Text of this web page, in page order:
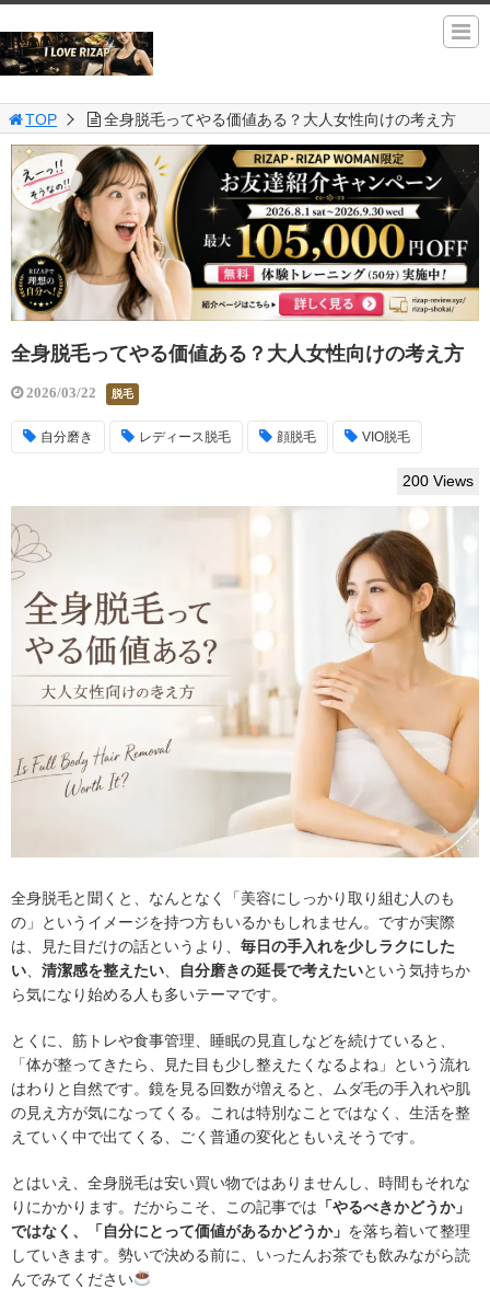
TOP 全身脱毛ってやる価値ある？大人女性向けの考え方
全身脱毛ってやる価値ある？大人女性向けの考え方
2026/03/22 脱毛
自分磨き レディース脱毛 顔脱毛 VIO脱毛
200 Views
全身脱毛と聞くと、なんとなく「美容にしっかり取り組む人のも
の」というイメージを持つ方もいるかもしれません。ですが実際
は、見た目だけの話というより、 毎日の手入れを少しラクにした
い
清潔感を整えたい 自分磨きの延長で考えたいという気持ちか
ら気になり始める人も多いテーマです。
とくに、筋トレや食事管理、睡眠の見直しなどを続けていると、
「体が整ってきたら、見た目も少し整えたくなるよね」という流れ
はわりと自然です。鏡を見る回数が増えると、ムダ毛の手入れや肌
の見え方が気になってくる。これは特別なことではなく、生活を整
えていく中で出てくる、ごく普通の変化ともいえそうです。
とはいえ、全身脱毛は安い買い物ではありませんし、時間もそれな
りにかかります。だからこそ、この記事では 「やるべきかどうか」
ではなく、「自分にとって価値があるかどうか」 を落ち着いて整理
していきます。勢いで決める前に、いったんお茶でも飲みながら読
んでみてください